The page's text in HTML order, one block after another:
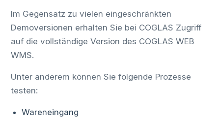
Im Gegensatz zu vielen eingeschränkten
Demoversionen erhalten Sie bei COGLAS Zugriff
auf die vollständige Version des COGLAS WEB
WMS.
Unter anderem können Sie folgende Prozesse
testen:
Wareneingang